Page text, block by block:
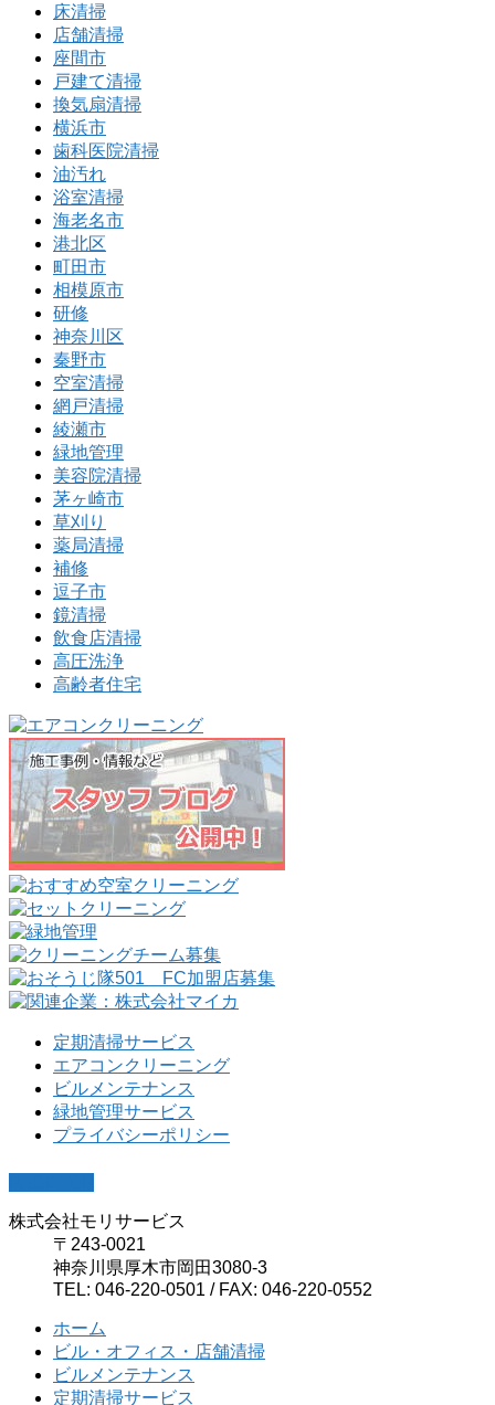
床清掃
店舗清掃
座間市
戸建て清掃
換気扇清掃
横浜市
歯科医院清掃
油汚れ
浴室清掃
海老名市
港北区
町田市
相模原市
研修
神奈川区
秦野市
空室清掃
網戸清掃
綾瀬市
緑地管理
美容院清掃
茅ヶ崎市
草刈り
薬局清掃
補修
逗子市
鏡清掃
飲食店清掃
高圧洗浄
高齢者住宅
定期清掃サービス
エアコンクリーニング
ビルメンテナンス
緑地管理サービス
プライバシーポリシー
株式会社モリサービス
〒243-0021
神奈川県厚木市岡田3080-3
TEL: 046-220-0501 / FAX: 046-220-0552
ホーム
ビル・オフィス・店舗清掃
ビルメンテナンス
定期清掃サービス